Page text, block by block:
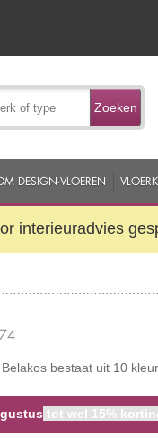
Zoeken
DESIGN-VLOEREN
interieuradvies
bestaat uit 10
tot wel 15%